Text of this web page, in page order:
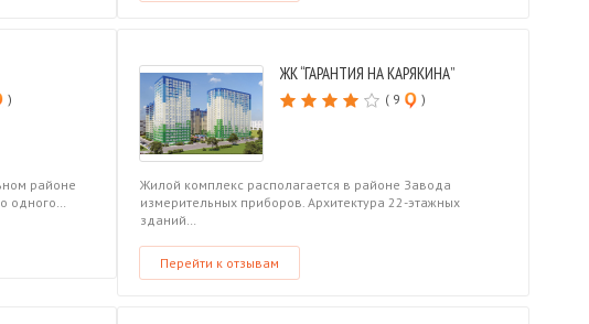
)
районе
одного…
ЖК “ГАРАНТИЯ НА КАРЯКИНА”
( 9 )
Жилой комплекс располагается в районе Завода
измерительных приборов. Архитектура 22-этажных
зданий…
Перейти к отзывам